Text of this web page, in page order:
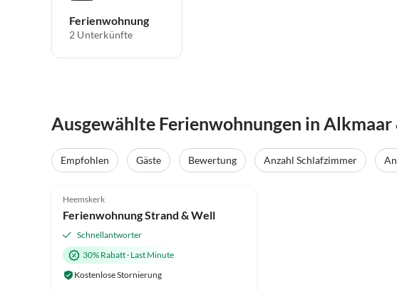
Ferienwohnung
2 Unterkünfte
Ausgewählte Ferienwohnungen in Alkmaar
Empfohlen Gäste Bewertung Anzahl Schlafzimmer
Top-Inserat
Heemskerk
Ferienwohnung Strand & Well
Schnellantworter
30% Rabatt· Last Minute
Kostenlose Stornierung